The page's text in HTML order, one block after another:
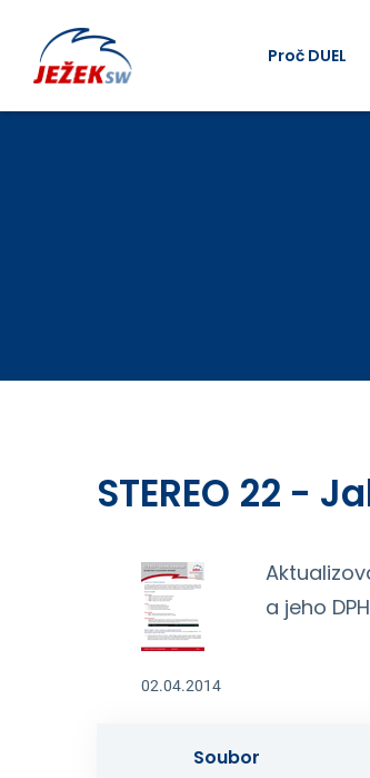
Proč DUEL
STEREO 22 -
02.04.2014
a jeho
Soubor